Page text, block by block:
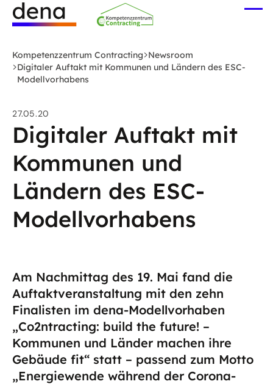
Zum
Hauptinhalt
Deutsche
Energie-
Agentur
-
zur
Startseite
Kompetenzzentrum Contracting Newsroom
Digitaler Auftakt mit Kommunen und Ländern des ESC-
Modellvorhabens
27.05.20
Digitaler Auftakt mit
Kommunen und
Ländern des ESC-
Modellvorhabens
Am Nachmittag des 19. Mai fand die
Auftaktveranstaltung mit den zehn
Finalisten im dena-Modellvorhaben
„Co2ntracting: build the future! –
Kommunen und Länder machen ihre
Gebäude fit“ statt – passend zum Motto
„Energiewende während der Corona-